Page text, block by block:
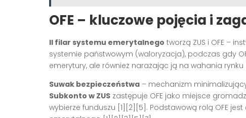
OFE – kluczowe pojęcia i
II filar systemu emerytalnego tworzą ZUS i OFE –
systemie państwowym (waloryzacja), podczas gdy
emerytury, ale również narażając ją na wahania rynku
Suwak bezpieczeństwa – mechanizm
Subkonto w ZUS zastępuje OFE jako miejsce
wybierze funduszu [1][2][5] . Podstawową rolą OFE